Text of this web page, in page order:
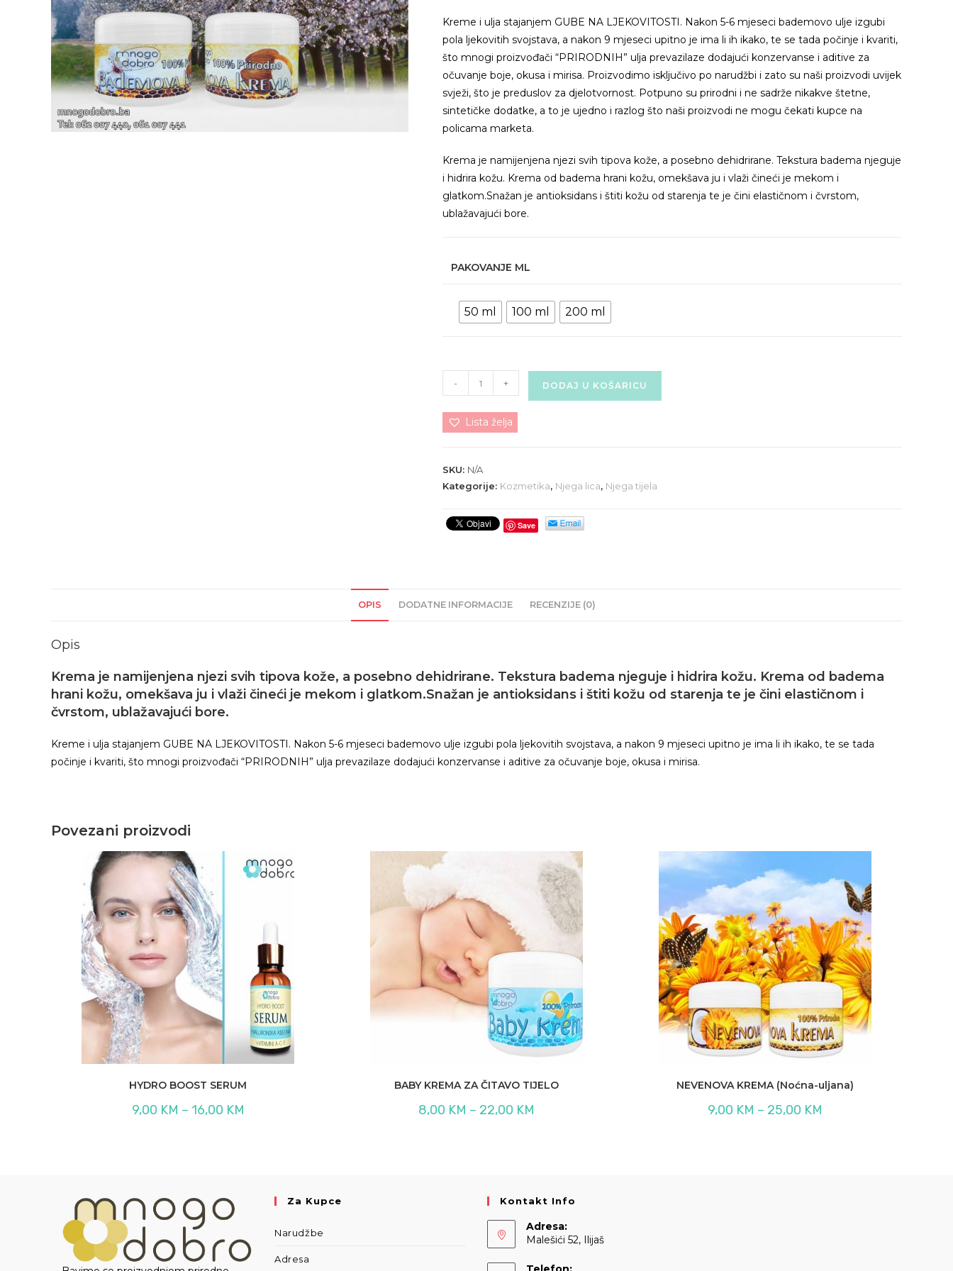
Kreme i ulja stajanjem GUBE NA LJEKOVITOSTI. Nakon 5-6 mjeseci bademovo ulje izgubi
pola ljekovitih svojstava, a nakon 9 mjeseci upitno je ima li ih ikako, te se tada počinje i kvariti,
što mnogi proizvođači “PRIRODNIH” ulja prevazilaze dodajući konzervanse i aditive za
očuvanje boje, okusa i mirisa. Proizvodimo isključivo po narudžbi i zato su naši proizvodi uvijek
svježi, što je preduslov za djelotvornost. Potpuno su prirodni i ne sadrže nikakve štetne,
sintetičke dodatke, a to je ujedno i razlog što naši proizvodi ne mogu čekati kupce na
policama marketa.
Krema je namijenjena njezi svih tipova kože, a posebno dehidrirane. Tekstura badema njeguje
i hidrira kožu. Krema od badema hrani kožu, omekšava ju i vlaži čineći je mekom i
glatkom.Snažan je antioksidans i štiti kožu od starenja te je čini elastičnom i čvrstom,
ublažavajući bore.
PAKOVANJE ML
50 ml 100 ml 200 ml
BADEMOVA
KREMA
(Sa
pčelinjim
medni
poklpoci)
- + DODAJ U KOŠARICU
Lista želja
SKU: N/A
Kategorije: Kozmetika, Njega lica, Njega tijela
Save
OPIS DODATNE INFORMACIJE RECENZIJE (0)
Opis
Krema je namijenjena njezi svih tipova kože, a posebno dehidrirane. Tekstura badema njeguje i hidrira kožu. Krema od badema
hrani kožu, omekšava ju i vlaži čineći je mekom i glatkom.Snažan je antioksidans i štiti kožu od starenja te je čini elastičnom i
čvrstom, ublažavajući bore.
Kreme i ulja stajanjem GUBE NA LJEKOVITOSTI. Nakon 5-6 mjeseci bademovo ulje izgubi pola ljekovitih svojstava, a nakon 9 mjeseci upitno je ima li ih ikako, te se tada
počinje i kvariti, što mnogi proizvođači “PRIRODNIH” ulja prevazilaze dodajući konzervanse i aditive za očuvanje boje, okusa i mirisa.
Povezani proizvodi
HYDRO BOOST SERUM
9,00 KM – 16,00 KM
BABY KREMA ZA ČITAVO TIJELO
8,00 KM – 22,00 KM
NEVENOVA KREMA (Noćna-uljana)
9,00 KM – 25,00 KM
Za Kupce
Narudžbe
Adresa
Kontakt Info
Adresa:
Malešići 52, Ilijaš